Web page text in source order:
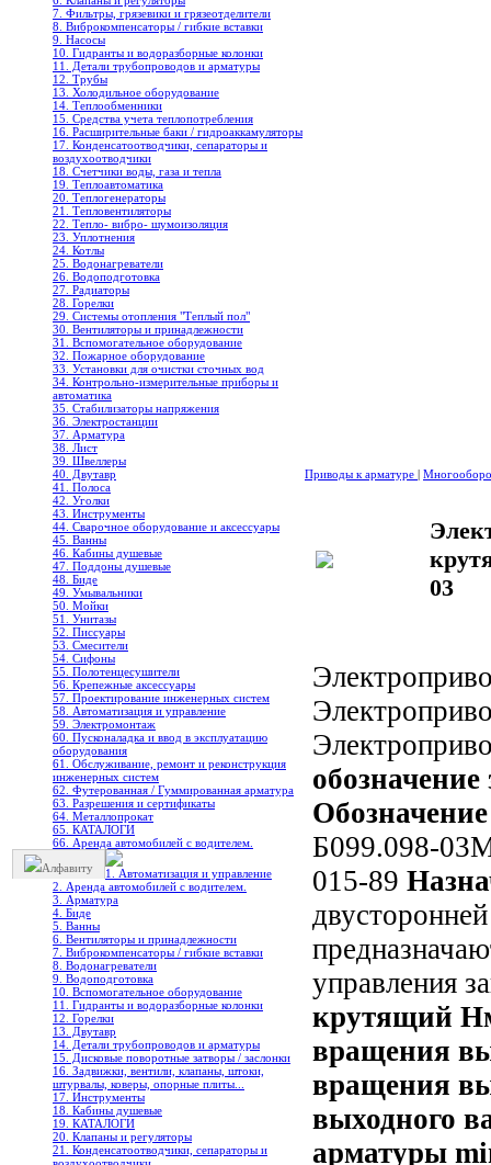
7. Фильтры, грязевики и грязеотделители
8. Виброкомпенсаторы / гибкие вставки
9. Насосы
10. Гидранты и водоразборные колонки
11. Детали трубопроводов и арматуры
12. Трубы
13. Холодильное oборудование
14. Теплообменники
15. Средства учета теплопотребления
16. Расширительные баки / гидроаккамуляторы
17. Конденсатоотводчики, сепараторы и
воздухоотводчики
18. Счетчики воды, газа и тепла
19. Теплоавтоматика
20. Теплогенераторы
21. Тепловентиляторы
22. Тепло- вибро- шумоизоляция
23. Уплотнения
24. Котлы
25. Водонагреватели
26. Водоподготовка
27. Радиаторы
28. Горелки
29. Системы отопления "Теплый пол"
30. Вентиляторы и принадлежности
31. Вспомогательное оборудование
32. Пожарное оборудование
33. Установки для очистки сточных вод
34. Контрольно-измерительные приборы и
автоматика
35. Стабилизаторы напряжения
36. Электростанции
37. Арматура
38. Лист
39. Швеллеры
40. Двутавр
41. Полоса
42. Уголки
43. Инструменты
44. Сварочное оборудование и аксессуары
45. Ванны
46. Кабины душевые
47. Поддоны душевые
48. Биде
49. Умывальники
50. Мойки
51. Унитазы
52. Писсуары
53. Смесители
54. Сифоны
55. Полотенцесушители
56. Крепежные аксессуары
57. Проектирование инженерных систем
58. Автоматизация и управление
59. Электромонтаж
60. Пусконаладка и ввод в эксплуатацию
оборудования
61. Обслуживание, ремонт и реконструкция
инженерных систем
62. Футерованная / Гуммированная арматура
63. Разрешения и сертификаты
64. Металлопрокат
65. КАТАЛОГИ
66. Аренда автомобилей с водителем.
Алфавиту
1. Автоматизация и управление
2. Аренда автомобилей с водителем.
3. Арматура
4. Биде
5. Ванны
6. Вентиляторы и принадлежности
7. Виброкомпенсаторы / гибкие вставки
8. Водонагреватели
9. Водоподготовка
10. Вспомогательное оборудование
11. Гидранты и водоразборные колонки
12. Горелки
13. Двутавр
14. Детали трубопроводов и арматуры
15. Дисковые поворотные затворы / заслонки
16. Задвижки, вентили, клапаны, штоки,
штурвалы, коверы, опорные плиты...
17. Инструменты
18. Кабины душевые
19. КАТАЛОГИ
20. Клапаны и регуляторы
21. Конденсатоотводчики, сепараторы и
Приводы к арматуре |
03
Б099.098-
015-89
управления
крутящий
вращения
вращения
выходного
арматуры